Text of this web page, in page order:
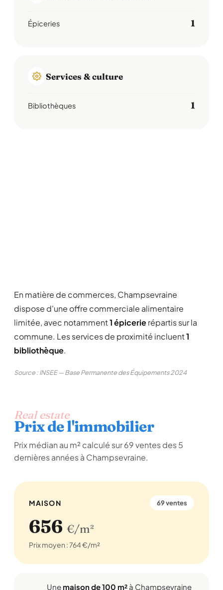
Épiceries 1
Services & culture
Bibliothèques 1
En matière de commerces, Champsevraine
dispose d'une offre commerciale alimentaire
limitée, avec notamment1 épicerierépartis sur la
commune. Les services de proximité incluent1
bibliothèque.
Source : INSEE — Base Permanente des Équipements 2024
Real estate
Prix de l'immobilier
Prix médian au m² calculé sur 69 ventes des 5
dernières années à Champsevraine.
MAISON 69 ventes
656 €/m²
Prix moyen : 764 €/m²
Une maison de 100 m² à Champsevraine